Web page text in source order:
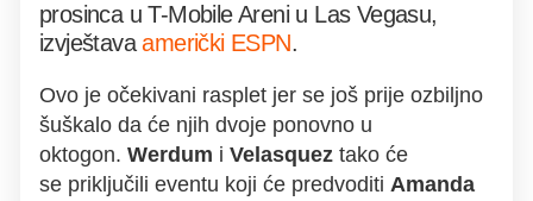
prosinca u T-Mobile Areni u Las Vegasu,
izvještavaamerički ESPN.
Ovo je očekivani rasplet jer se još prije ozbiljno
šuškalo da će njih dvoje ponovno u
oktogon. Werdum i Velasquez tako će
se priključili eventu koji će predvoditi Amanda